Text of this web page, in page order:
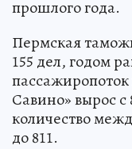
прошлого года.
Пермская
155 дел, годом
Савино» вырос с
количество
до 811.